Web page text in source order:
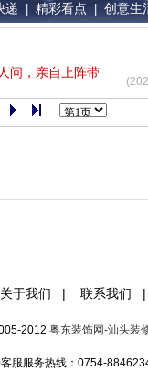
递 精彩看点 创意生
问，亲自上阵带
关于我们 | 联系我们 |
2012 粤东装饰网-汕头装
服服务热线：0754-